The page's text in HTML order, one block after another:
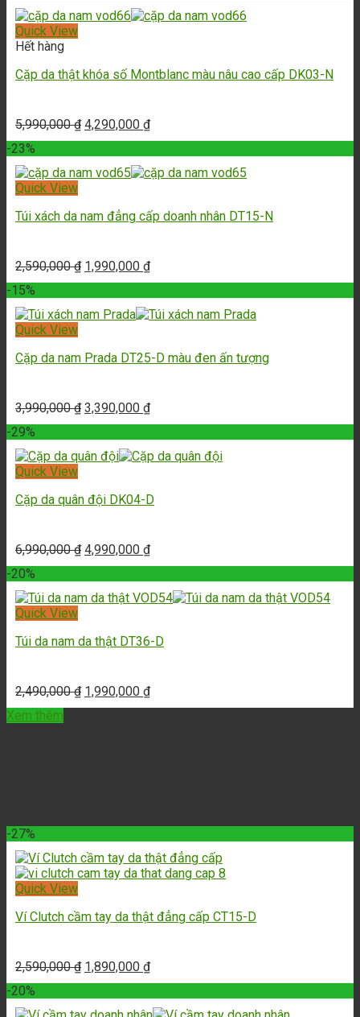
Quick View
Hết hàng
Cặp da thật khóa số Montblanc màu nâu cao cấp DK03-N
5,990,000₫ 4,290,000 ₫
-23%
Quick View
Túi xách da nam đẳng cấp doanh nhân DT15-N
2,590,000₫ 1,990,000 ₫
-15%
Quick View
Cặp da nam Prada DT25-D màu đen ấn tượng
3,990,000₫ 3,390,000 ₫
-29%
Quick View
Cặp da quân đội DK04-D
6,990,000₫ 4,990,000 ₫
-20%
Quick View
Túi da nam da thật DT36-D
2,490,000₫ 1,990,000 ₫
Xem thêm
-27%
Quick View
Ví Clutch cầm tay da thật đẳng cấp CT15-D
2,590,000₫ 1,890,000 ₫
-20%